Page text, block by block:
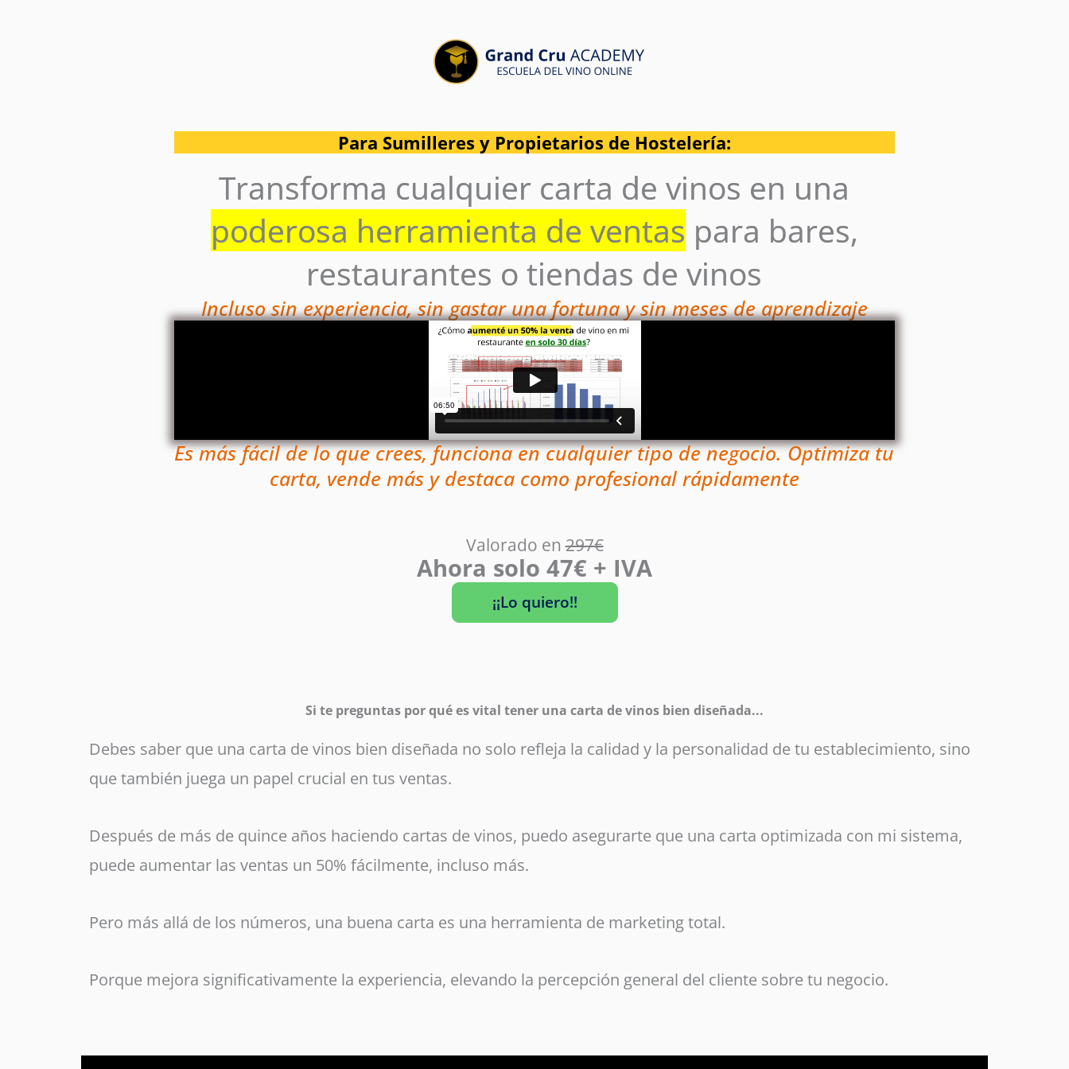
Para Sumilleres y Propietarios de Hostelería:
Transforma cualquier carta de vinos en una
poderosa herramienta de ventas para bares,
restaurantes o tiendas de vinos
Incluso sin experiencia, sin gastar una fortuna y sin meses de aprendizaje
Es más fácil de lo que crees, funciona en cualquier tipo de negocio. Optimiza tu
carta, vende más y destaca como profesional rápidamente
Valorado en297€
Ahora solo 47€ + IVA
¡¡Lo quiero!!
Si te preguntas por qué es vital tener una carta de vinos bien diseñada...
Debes saber que una carta de vinos bien diseñada no solo refleja la calidad y la personalidad de tu establecimiento, sino
que también juega un papel crucial en tus ventas.
Después de más de quince años haciendo cartas de vinos, puedo asegurarte que una carta optimizada con mi sistema,
puede aumentar las ventas un 50% fácilmente, incluso más.
Pero más allá de los números, una buena carta es una herramienta de marketing total.
Porque mejora significativamente la experiencia, elevando la percepción general del cliente sobre tu negocio.